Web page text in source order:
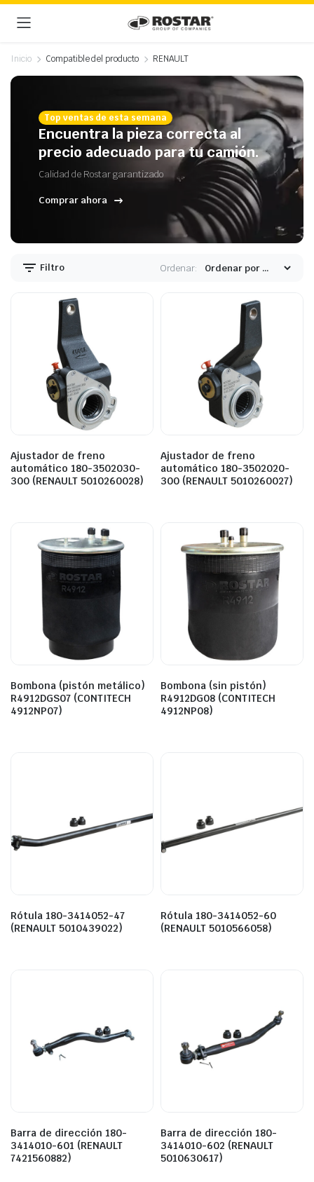
Inicio Compatible del producto RENAULT
Top ventas de esta semana
Encuentra la pieza correcta al
precio adecuado para tu camión.
Calidad de Rostar garantizado
Comprar ahora
Filtro Ordenar:
Ajustador de freno
automático 180-3502030-
300 (RENAULT 5010260028)
Ajustador de freno
automático 180-3502020-
300 (RENAULT 5010260027)
Bombona (pistón metálico)
R4912DGS07 (CONTITECH
4912NP07)
Bombona (sin pistón)
R4912DG08 (CONTITECH
4912NP08)
Rótula 180-3414052-47
(RENAULT 5010439022)
Rótula 180-3414052-60
(RENAULT 5010566058)
Barra de dirección 180-
3414010-601 (RENAULT
7421560882)
Barra de dirección 180-
3414010-602 (RENAULT
5010630617)